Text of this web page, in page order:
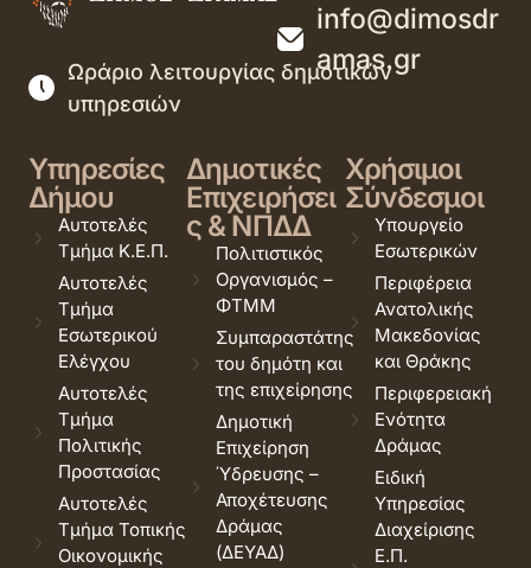
info@dimosdr
amas.gr
Ωράριο λειτουργίας δημοτικών
υπηρεσιών
Υπηρεσίες
Δήμου
Αυτοτελές
Τμήμα Κ.Ε.Π.
Αυτοτελές
Τμήμα
Εσωτερικού
Ελέγχου
Αυτοτελές
Τμήμα
Πολιτικής
Προστασίας
Αυτοτελές
Τμήμα Τοπικής
Οικονομικής
Δημοτικές
Επιχειρήσει
ς & ΝΠΔΔ
Πολιτιστικός
Οργανισμός –
ΦΤΜΜ
Συμπαραστάτης
του δημότη και
της επιχείρησης
Δημοτική
Επιχείρηση
Ύδρευσης –
Αποχέτευσης
Δράμας
(ΔΕΥΑΔ)
Χρήσιμοι
Σύνδεσμοι
Υπουργείο
Εσωτερικών
Περιφέρεια
Ανατολικής
Μακεδονίας
και Θράκης
Περιφερειακή
Ενότητα
Δράμας
Ειδική
Υπηρεσίας
Διαχείρισης
Ε.Π.